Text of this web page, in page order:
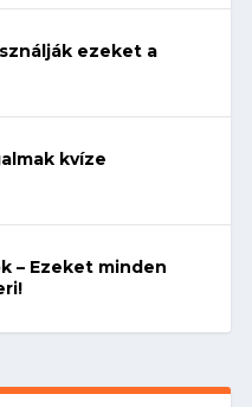
ezeket a
kvíze
– Ezeket minden